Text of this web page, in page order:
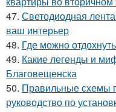
47. Светодиодная
ваш интерьер
48. Где можно
49. Какие легенды и
Благовещенска
50. Правильные схемы
руководство по